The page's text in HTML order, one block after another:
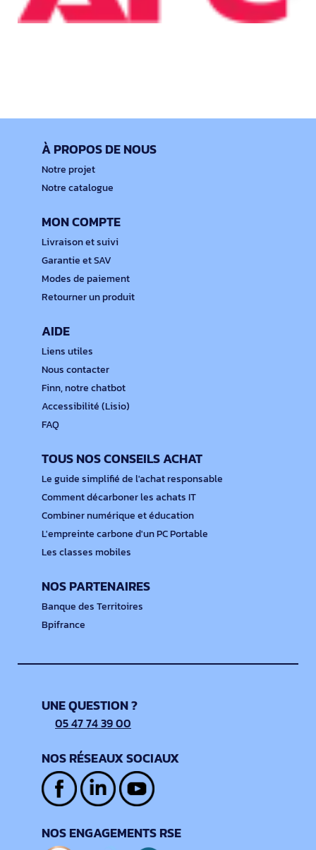
À PROPOS DE NOUS
Notre projet
Notre catalogue
MON COMPTE
Livraison et suivi
Garantie et SAV
Modes de paiement
Retourner un produit
AIDE
Liens utiles
Nous contacter
Finn, notre chatbot
Accessibilité (Lisio)
FAQ
TOUS NOS CONSEILS ACHAT
Le guide simplifié de l'achat responsable
Comment décarboner les achats IT
Combiner numérique et éducation
L'empreinte carbone d'un PC Portable
Les classes mobiles
NOS PARTENAIRES
Banque des Territoires
Bpifrance
UNE QUESTION ?
05 47 74 39 00
NOS RÉSEAUX SOCIAUX
NOS ENGAGEMENTS RSE